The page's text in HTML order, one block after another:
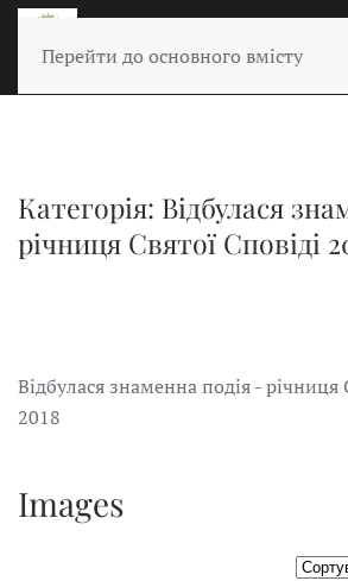
Перейти до основного вмісту
Категорія: Відбулася
річниця Святої Сповіді
Відбулася знаменна подія - річниця
2018
Images